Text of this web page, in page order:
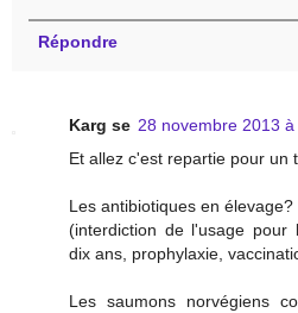
Répondre
Karg se 28 novembre 2013
Et allez c'est repartie pour un
Les antibiotiques en
(interdiction de l'usage pour
dix ans, prophylaxie,
Les saumons norvégiens